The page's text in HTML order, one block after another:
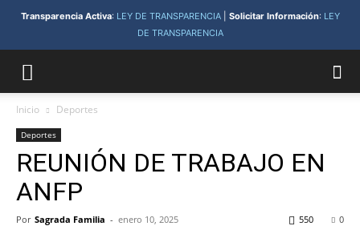
Transparencia Activa: LEY DE TRANSPARENCIA| Solicitar Información: LEY
DE TRANSPARENCIA
Inicio Deportes
Deportes
REUNIÓN DE TRABAJO EN
ANFP
Por Sagrada Familia - enero 10, 2025 0
550